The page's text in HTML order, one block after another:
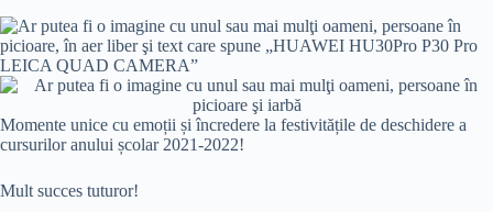
Momente unice cu emoții și încredere la festivitățile de deschidere a
cursurilor anului școlar 2021-2022!
Mult succes tuturor!